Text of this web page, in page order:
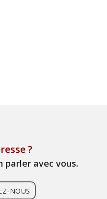
?
parler avec vous.
NOUS